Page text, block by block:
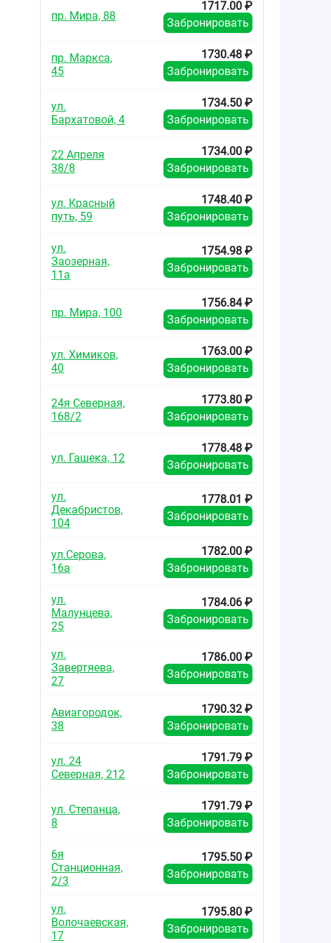
пр. Мира, 88
1717.00 ₽
Забронировать
пр. Маркса,
45
1730.48 ₽
Забронировать
ул.
Бархатовой, 4
1734.50 ₽
Забронировать
22 Апреля
38/8
1734.00 ₽
Забронировать
ул. Красный
путь, 59
1748.40 ₽
Забронировать
ул.
Заозерная,
11а
1754.98 ₽
Забронировать
пр. Мира, 100
1756.84 ₽
Забронировать
ул. Химиков,
40
1763.00 ₽
Забронировать
24я Северная,
168/2
1773.80 ₽
Забронировать
ул. Гашека, 12
1778.48 ₽
Забронировать
ул.
Декабристов,
104
1778.01 ₽
Забронировать
ул.Серова,
16а
1782.00 ₽
Забронировать
ул.
Малунцева,
25
1784.06 ₽
Забронировать
ул.
Завертяева,
27
1786.00 ₽
Забронировать
Авиагородок,
38
1790.32 ₽
Забронировать
ул. 24
Северная, 212
1791.79 ₽
Забронировать
ул. Степанца,
8
1791.79 ₽
Забронировать
6я
Станционная,
2/3
1795.50 ₽
Забронировать
ул.
Волочаевская,
17
1795.80 ₽
Забронировать